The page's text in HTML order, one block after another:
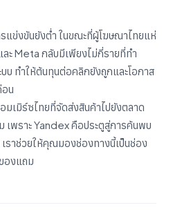
รแข่งขันยังต่ำ ในขณะที่ผู้โฆษณาไทยแห่
ะ Meta กลับมีเพียงไม่กี่รายที่ทำ
บ ทำให้ต้นทุนต่อคลิกยังถูกและโอกาส
น
เมิร์ซไทยที่จัดส่งสินค้าไปยังตลาด
เพราะ Yandex คือประตูสู่การค้นพบ
ราช่วยให้คุณมองช่องทางนี้เป็นช่อง
องแถม